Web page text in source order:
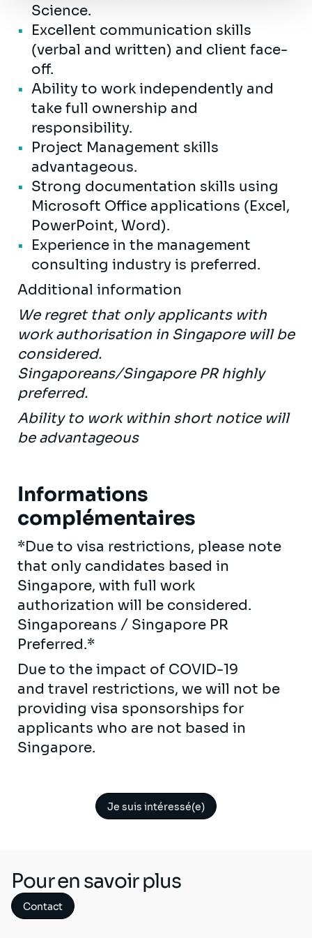
Science.
Excellent communication skills
(verbal and written) and client face-
off.
Ability to work independently and
take full ownership and
responsibility.
Project Management skills
advantageous.
Strong documentation skills using
Microsoft Office applications (Excel,
PowerPoint, Word).
Experience in the management
consulting industry is preferred.
Additional information
We regret that only applicants with
work authorisation in Singapore will be
considered.
Singaporeans/Singapore PR highly
preferred.
Ability to work within short notice will
be advantageous
Informations
complémentaires
*Due to visa restrictions, please note
that only candidates based in
Singapore, with full work
authorization will be considered.
Singaporeans / Singapore PR
Preferred.*
Due to the impact of COVID-19
and travel restrictions, we will not be
providing visa sponsorships for
applicants who are not based in
Singapore.
Je suis intéressé(e)
Pour en savoir plus
Contact